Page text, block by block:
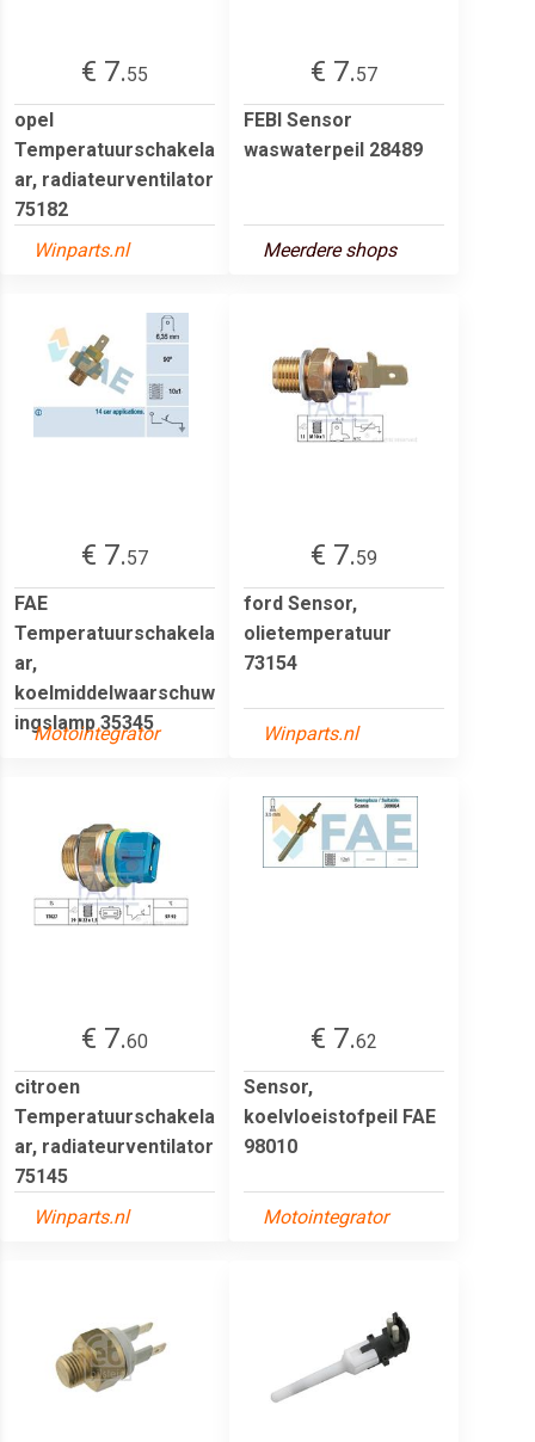
€ 7.55
opel
Temperatuurschakela
ar, radiateurventilator
75182
Winparts.nl
€ 7.57
FEBI Sensor
waswaterpeil 28489
Meerdere shops
€ 7.57
FAE
Temperatuurschakela
ar,
koelmiddelwaarschuw
ingslamp 35345
Motointegrator
€ 7.59
ford Sensor,
olietemperatuur
73154
Winparts.nl
€ 7.60
citroen
Temperatuurschakela
ar, radiateurventilator
75145
Winparts.nl
€ 7.62
Sensor,
koelvloeistofpeil FAE
98010
Motointegrator